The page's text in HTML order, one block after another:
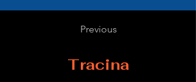
Previous
Tracina